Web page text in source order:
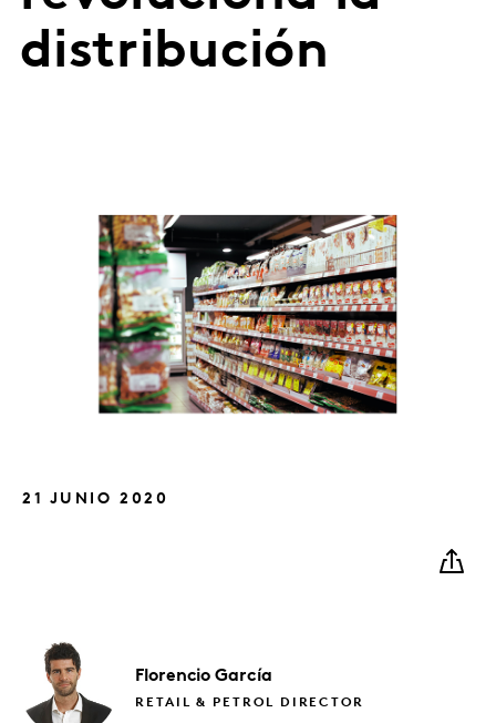
distribución
21 JUNIO 2020
Florencio García
RETAIL & PETROL DIRECTOR